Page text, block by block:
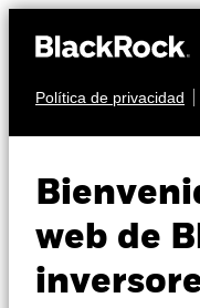
Política de privacidad
web de
Perspectivas
Visión de mercado